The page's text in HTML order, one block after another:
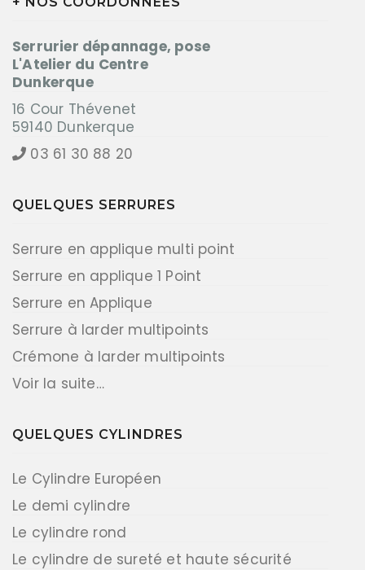
Serrurier dépannage, pose
L'Atelier du Centre
Dunkerque
16 Cour Thévenet
59140 Dunkerque
03 61 30 88 20
QUELQUES SERRURES
Serrure en applique multi point
Serrure en applique 1 Point
Serrure en Applique
Serrure à larder multipoints
Crémone à larder multipoints
Voir la suite…
QUELQUES CYLINDRES
Le Cylindre Européen
Le demi cylindre
Le cylindre rond
Le cylindre de sureté et haute sécurité